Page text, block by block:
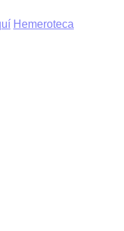
Hemeroteca